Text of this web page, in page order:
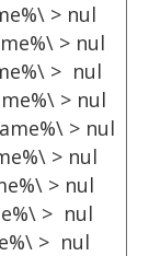
> nul
> nul
> nul
> nul
> nul
> nul
> nul
> nul
> nul